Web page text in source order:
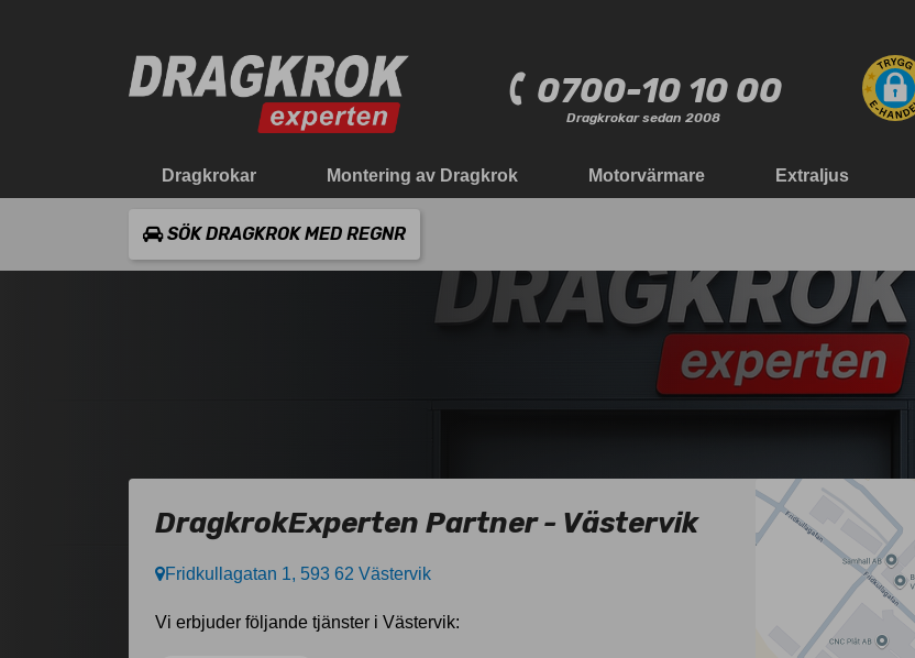
0700-10 10 00
Dragkrokar sedan 2008
Dragkrokar Montering av Dragkrok Motorvärmare Extraljus
SÖK DRAGKROK MED REGNR
DragkrokExperten Partner - Västervik
Fridkullagatan 1, 593 62 Västervik
Vi erbjuder följande tjänster i Västervik: